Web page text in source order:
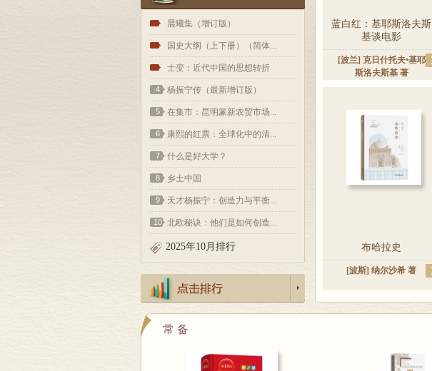
1 晨曦集（增订版）
2 国史大纲（上下册）（简体...
3 士变：近代中国的思想转折
4 杨振宁传（最新增订版）
5 在集市：昆明篆新农贸市场...
6 康熙的红票：全球化中的清...
7 什么是好大学？
8 乡土中国
9 天才杨振宁：创造力与平衡...
10 北欧秘诀：他们是如何创造...
2025年10月排行
蓝白红：基耶斯洛夫斯
基谈电影
[波兰] 克日什托夫•基耶
斯洛夫斯基著
布哈拉史
[波斯] 纳尔沙希 著
常 备